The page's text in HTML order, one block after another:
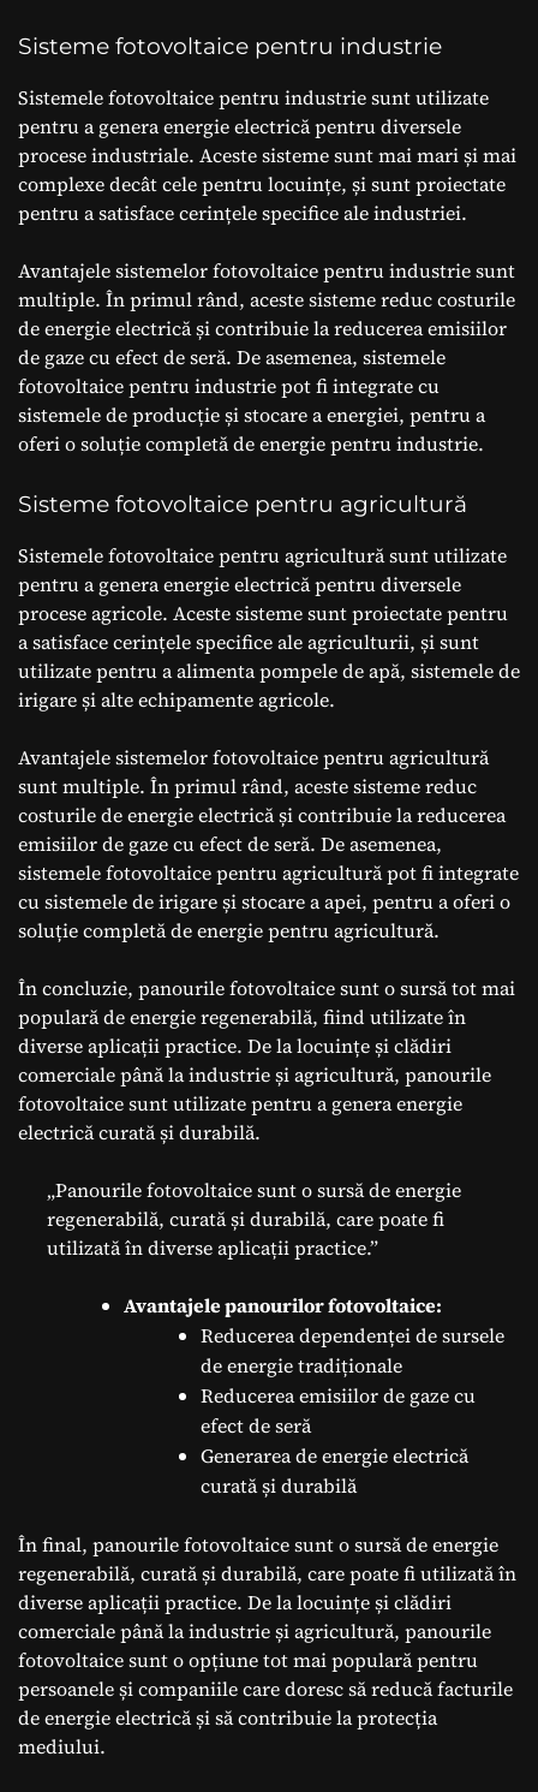
Sisteme fotovoltaice pentru industrie
Sistemele fotovoltaice pentru industrie sunt utilizate
pentru a genera energie electrică pentru diversele
procese industriale. Aceste sisteme sunt mai mari și mai
complexe decât cele pentru locuințe, și sunt proiectate
pentru a satisface cerințele specifice ale industriei.
Avantajele sistemelor fotovoltaice pentru industrie sunt
multiple. În primul rând, aceste sisteme reduc costurile
de energie electrică și contribuie la reducerea emisiilor
de gaze cu efect de seră. De asemenea, sistemele
fotovoltaice pentru industrie pot fi integrate cu
sistemele de producție și stocare a energiei, pentru a
oferi o soluție completă de energie pentru industrie.
Sisteme fotovoltaice pentru agricultură
Sistemele fotovoltaice pentru agricultură sunt utilizate
pentru a genera energie electrică pentru diversele
procese agricole. Aceste sisteme sunt proiectate pentru
a satisface cerințele specifice ale agriculturii, și sunt
utilizate pentru a alimenta pompele de apă, sistemele de
irigare și alte echipamente agricole.
Avantajele sistemelor fotovoltaice pentru agricultură
sunt multiple. În primul rând, aceste sisteme reduc
costurile de energie electrică și contribuie la reducerea
emisiilor de gaze cu efect de seră. De asemenea,
sistemele fotovoltaice pentru agricultură pot fi integrate
cu sistemele de irigare și stocare a apei, pentru a oferi o
soluție completă de energie pentru agricultură.
În concluzie, panourile fotovoltaice sunt o sursă tot mai
populară de energie regenerabilă, fiind utilizate în
diverse aplicații practice. De la locuințe și clădiri
comerciale până la industrie și agricultură, panourile
fotovoltaice sunt utilizate pentru a genera energie
electrică curată și durabilă.
„Panourile fotovoltaice sunt o sursă de energie
regenerabilă, curată și durabilă, care poate fi
utilizată în diverse aplicații practice.”
Avantajele panourilor fotovoltaice:
Reducerea dependenței de sursele
de energie tradiționale
Reducerea emisiilor de gaze cu
efect de seră
Generarea de energie electrică
curată și durabilă
În final, panourile fotovoltaice sunt o sursă de energie
regenerabilă, curată și durabilă, care poate fi utilizată în
diverse aplicații practice. De la locuințe și clădiri
comerciale până la industrie și agricultură, panourile
fotovoltaice sunt o opțiune tot mai populară pentru
persoanele și companiile care doresc să reducă facturile
de energie electrică și să contribuie la protecția
mediului.